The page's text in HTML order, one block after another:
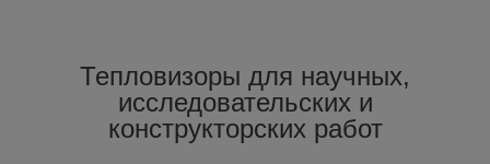
Тепловизоры для научных,
исследовательских и
конструкторских работ